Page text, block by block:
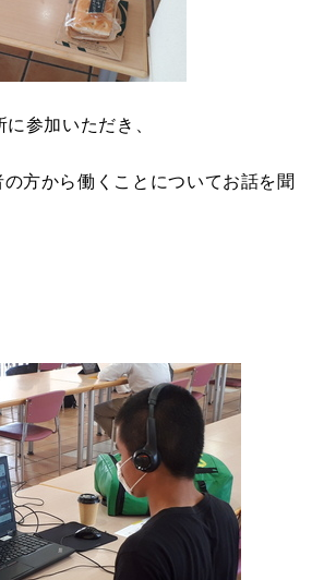
参加いただき、
方から働くことについてお話を聞